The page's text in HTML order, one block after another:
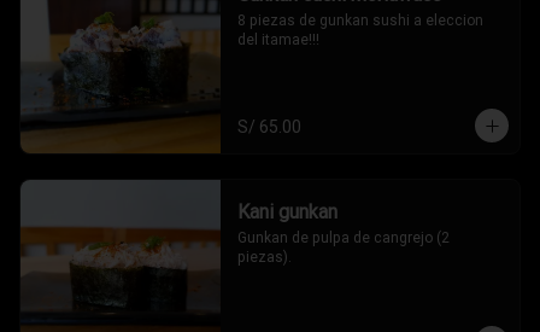
8 piezas de gunkan sushi a eleccion
del itamae!!!
S/ 65.00
Kani gunkan
Gunkan de pulpa de cangrejo (2
piezas).